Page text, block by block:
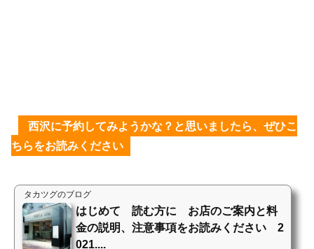
西沢に予約してみようかな？と思いましたら、ぜひこ
ちらをお読みください
タカツグのブログ
はじめて 読む方に お店のご案内と料
金の説明、注意事項をお読みください 2
021....